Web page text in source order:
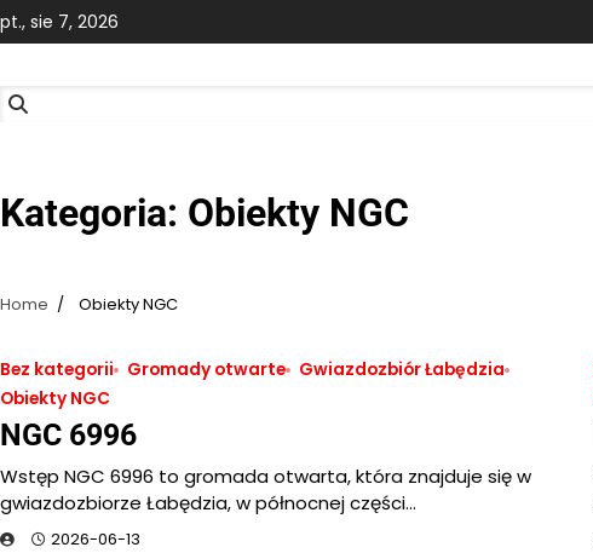
Skip
to
pt., sie 7, 2026
Kategoria: Obiekty NGC
Home Obiekty NGC
Bez kategorii Gromady otwarte
Gwiazdozbiór Łabędzia
Obiekty NGC
NGC 6996
Wstęp NGC 6996 to gromada otwarta, która znajduje się w
gwiazdozbiorze Łabędzia, w północnej części…
2026-06-13